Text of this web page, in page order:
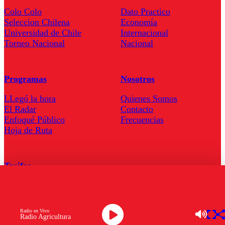
Radio Agricultura
Radio en Vivo
Colo Colo
Seleccion Chilena
Universidad de Chile
Torneo Nacional
Dato Practico
Economía
Internacional
Nacional
Programas
LLegó la hora
El Radar
Enfoqué Público
Hoja de Ruta
Nosotros
Quienes Somos
Contacto
Frecuencias
Tarifas